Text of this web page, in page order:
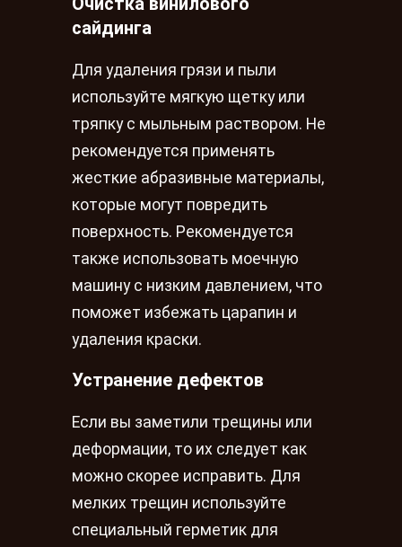
сайдинга
Для удаления грязи и пыли
используйте мягкую щетку или
тряпку с мыльным раствором. Не
рекомендуется применять
жесткие абразивные материалы,
которые могут повредить
поверхность. Рекомендуется
также использовать моечную
машину с низким давлением, что
поможет избежать царапин и
удаления краски.
Устранение дефектов
Если вы заметили трещины или
деформации, то их следует как
можно скорее исправить. Для
мелких трещин используйте
специальный герметик для